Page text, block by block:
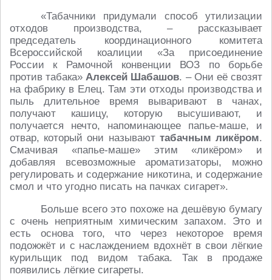
«Табачники придумали способ утилизации
отходов производства, – рассказывает
председатель координационного комитета
Всероссийской коалиции «За присоединение
России к Рамочной конвенции ВОЗ по борьбе
против табака»Алексей Шабашов. – Они её свозят
на фабрику в Елец. Там эти отходы производства и
пыль длительное время вываривают в чанах,
получают кашицу, которую высушивают, и
получается нечто, напоминающее папье-маше, и
отвар, который они называют табачным ликёром.
Смачивая «папье-маше» этим «ликёром» и
добавляя всевозможные ароматизаторы, можно
регулировать и содержание никотина, и содержание
смол и что угодно писать на пачках сигарет».
Больше всего это похоже на дешёвую бумагу
с очень неприятным химическим запахом. Это и
есть основа того, что через некоторое время
подожжёт и с наслаждением вдохнёт в свои лёгкие
курильщик под видом табака. Так в продаже
появились лёгкие сигареты.